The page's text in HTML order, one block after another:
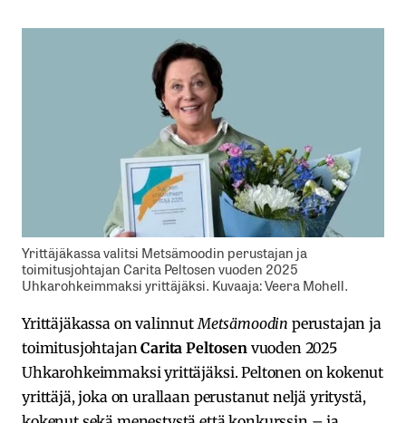
Yrittäjäkassa valitsi Metsämoodin perustajan ja
toimitusjohtajan Carita Peltosen vuoden 2025
Uhkarohkeimmaksi yrittäjäksi. Kuvaaja: Veera Mohell.
Yrittäjäkassa on valinnutMetsämoodin perustajan ja
toimitusjohtajanCarita Peltosenvuoden 2025
Uhkarohkeimmaksi yrittäjäksi. Peltonen on kokenut
yrittäjä, joka on urallaan perustanut neljä yritystä,